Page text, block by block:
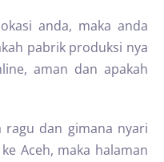
anda, maka anda
pabrik produksi nya
aman dan apakah
ragu dan gimana nyari
Aceh, maka halaman